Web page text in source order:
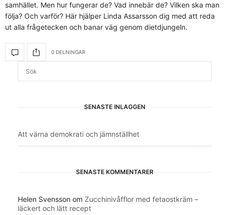
samhället. Men hur fungerar de? Vad innebär de? Vilken ska man
följa? Och varför? Här hjälper Linda Assarsson dig med att reda
ut alla frågetecken och banar väg genom dietdjungeln.
0 DELNINGAR
SENASTE INLÄGGEN
Att värna demokrati och jämnställhet
SENASTE KOMMENTARER
Helen Svensson om Zucchinivåfflor med fetaostkräm –
läckert och lätt recept